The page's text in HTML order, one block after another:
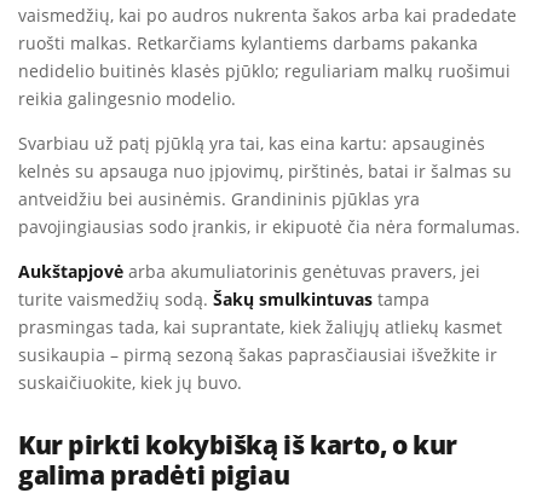
vaismedžių, kai po audros nukrenta šakos arba kai pradedate
ruošti malkas. Retkarčiams kylantiems darbams pakanka
nedidelio buitinės klasės pjūklo; reguliariam malkų ruošimui
reikia galingesnio modelio.
Svarbiau už patį pjūklą yra tai, kas eina kartu: apsauginės
kelnės su apsauga nuo įpjovimų, pirštinės, batai ir šalmas su
antveidžiu bei ausinėmis. Grandininis pjūklas yra
pavojingiausias sodo įrankis, ir ekipuotė čia nėra formalumas.
Aukštapjovė arba akumuliatorinis genėtuvas pravers, jei
turite vaismedžių sodą. Šakų smulkintuvas tampa
prasmingas tada, kai suprantate, kiek žaliųjų atliekų kasmet
susikaupia – pirmą sezoną šakas paprasčiausiai išvežkite ir
suskaičiuokite, kiek jų buvo.
Kur pirkti kokybišką iš karto, o kur
galima pradėti pigiau